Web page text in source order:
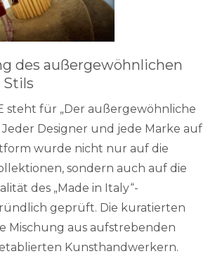
des außergewöhnlichen
steht für „Der außergewöhnliche
Jeder Designer und jede Marke auf
wurde nicht nur auf die
sondern auch auf die
des „Made in Italy“-
geprüft. Die kuratierten
Mischung aus aufstrebenden
Kunsthandwerkern.